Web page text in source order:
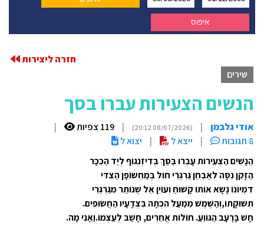
חזרה ליצירות
שירים
הנשים הצעירות עברו בסך
אודי גלבמן |
(08/07/2026 20:12)
| 119 צפיות
|
8 תגובות
| ייצא ל |
יצוא ל
הַנָּשִׁים הַצְּעִירוֹת עָבְרוּ בַּסַּךְ בְּדִיזֶנְגוֹף לְיַד הַכִּכָּר
הַזָּקֵן נִסָּה לְאַבְחֵן גַּרְגְּרֵי חוֹל בְּמַחְשׂוֹפָן הַצִּדִּי
דִּמְיוֹנוֹ נָשָׂא אוֹתוֹ קָשׁוּחַ וְעוֹיֵן אֵל שֶׁנּוֹתַר מִגַּרְגְּרֵי
תְּשׁוּקָתוֹ,וְהַשֶּׁמֶשׁ מִמַּעַל הִכְּתָה בִּצְדָעָיו הַחֲשׂוּפִים.
חָשׁ בָּרָעָב הַגּוֹוֵעַ. חוֹלוֹת אֲחֵרִים, חָשַׁב לְעַצְמוֹ.וַאֲנִי מָה.